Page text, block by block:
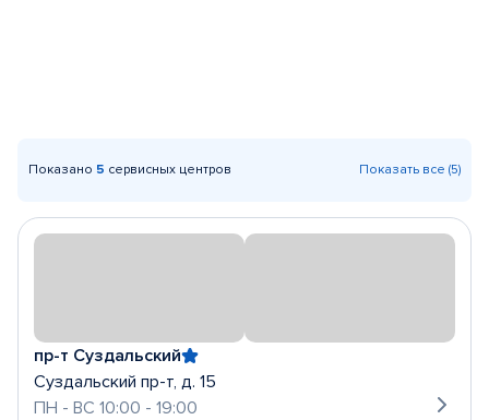
Показано 5 сервисных центров Показать все (5)
пр-т Суздальский
Суздальский пр-т, д. 15
ПН - ВС 10:00 - 19:00